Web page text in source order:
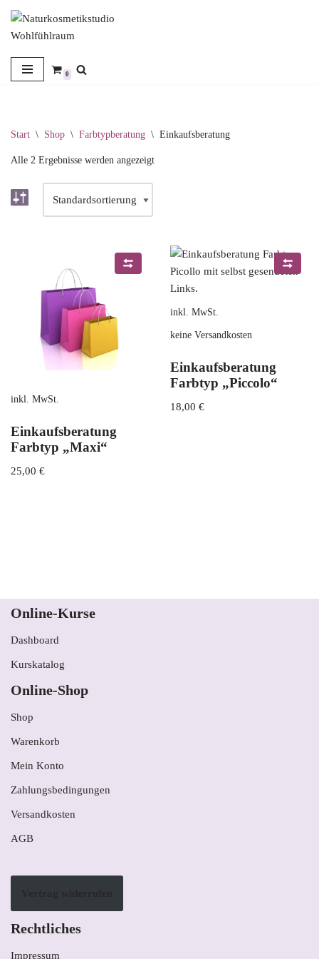
Zum
Inhalt
springen
0
Start \ Shop \ Farbtypberatung \ Einkaufsberatung
Alle 2 Ergebnisse werden angezeigt
inkl. MwSt.
Einkaufsberatung
Farbtyp „Maxi“
25,00 €
inkl. MwSt.
keine Versandkosten
Einkaufsberatung
Farbtyp „Piccolo“
18,00 €
Online-Kurse
Dashboard
Kurskatalog
Online-Shop
Shop
Warenkorb
Mein Konto
Zahlungsbedingungen
Versandkosten
AGB
Rechtliches
Impressum